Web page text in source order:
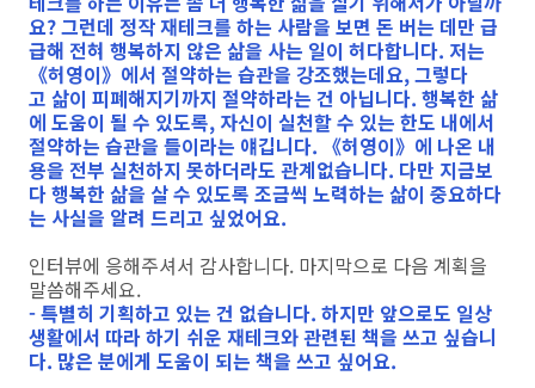
요? 그런데 정작 재테크를 하는 사람을 보면 돈 버는 데만 급
급해 전혀 행복하지 않은 삶을 사는 일이 허다합니다. 저는
《허영이》에서 절약하는 습관을 강조했는데요, 그렇다
고 삶이 피폐해지기까지 절약하라는 건 아닙니다. 행복한 삶
에 도움이 될 수 있도록, 자신이 실천할 수 있는 한도 내에서
절약하는 습관을 들이라는 얘깁니다. 《허영이》에 나온 내
용을 전부 실천하지 못하더라도 관계없습니다. 다만 지금보
다 행복한 삶을 살 수 있도록 조금씩 노력하는 삶이 중요하다
는 사실을 알려 드리고 싶었어요.
인터뷰에 응해주셔서 감사합니다. 마지막으로 다음 계획을
말씀해주세요.
- 특별히 기획하고 있는 건 없습니다. 하지만 앞으로도 일상
생활에서 따라 하기 쉬운 재테크와 관련된 책을 쓰고 싶습니
다. 많은 분에게 도움이 되는 책을 쓰고 싶어요.